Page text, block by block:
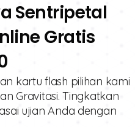
Sentripetal
Gratis
kartu flash pilihan kami
Gravitasi. Tingkatkan
ujian Anda dengan